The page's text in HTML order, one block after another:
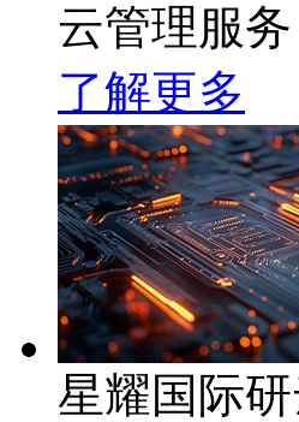
云管理服务
了解更多
星耀国际